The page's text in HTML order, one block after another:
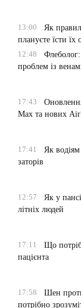
13:00
Як
плануєте їсти їх
12:48
Флеболог:
проблем із
17:43
Max та нових
17:41
Як
заторів
12:57
Як у
літніх людей
17:11
Що
пацієнта
17:58
Шен
потрібно